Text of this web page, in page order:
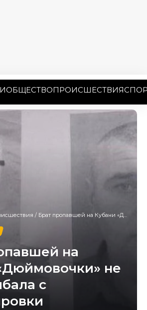
ОБЩЕСТВОПРОИСШЕСТВИЯ
/ Брат пропавшей на Кубани «Дюймовочки» не узнал амбала с ориентировки
на
не
с